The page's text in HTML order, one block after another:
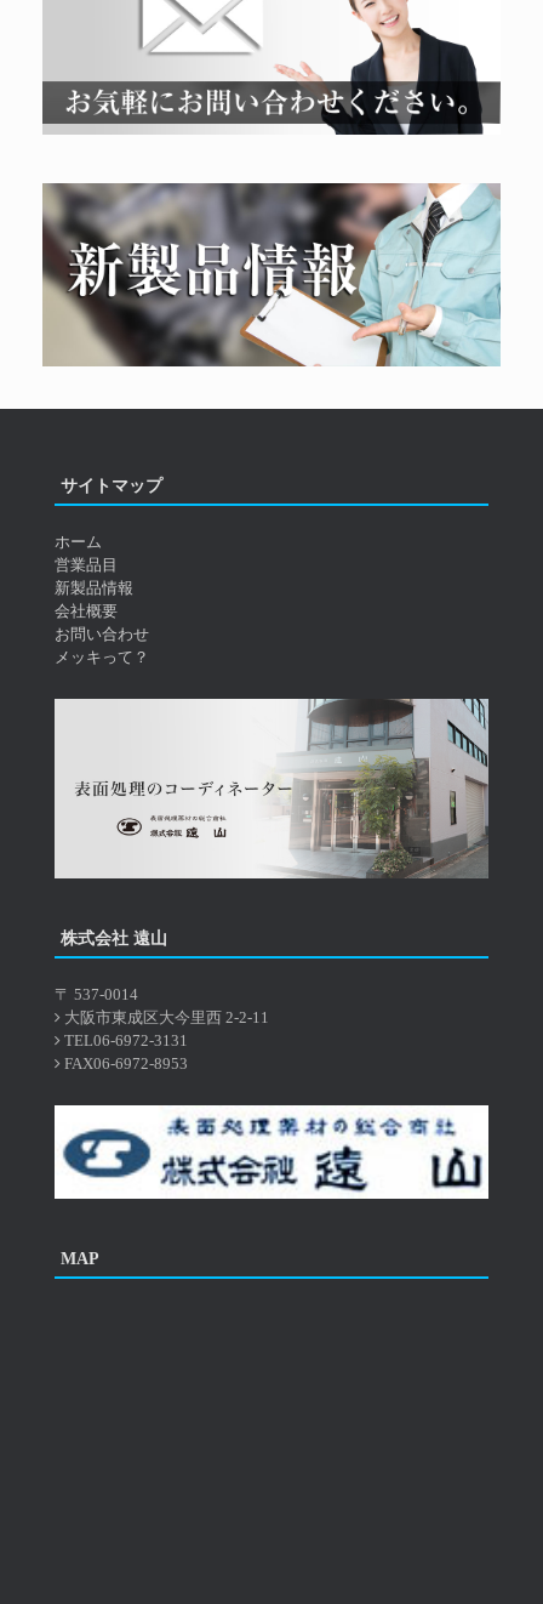
サイトマップ
ホーム
営業品目
新製品情報
会社概要
お問い合わせ
メッキって？
株式会社 遠山
〒 537-0014
大阪市東成区大今里西 2-2-11
TEL06-6972-3131
FAX06-6972-8953
MAP